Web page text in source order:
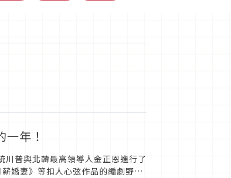
年！
普與北韓最高領導人金正恩進行了
嬌妻》等扣人心弦作品的編劇野木